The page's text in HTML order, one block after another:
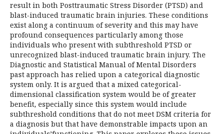
result in both Posttraumatic Stress Disorder (PTSD) and
blast-induced traumatic brain injuries. These conditions
exist along a continuum of severity and this may have
profound consequences particularly among those
individuals who present with subthreshold PTSD or
unrecognized blast-induced traumatic brain injury. The
Diagnostic and Statistical Manual of Mental Disorders
past approach has relied upon a categorical diagnostic
system only. It is argued that a mixed categorical-
dimensional classification system would be of greater
benefit, especially since this system would include
subthreshold conditions that do not meet DSM criteria for
a diagnosis but that have demonstrable impacts upon an